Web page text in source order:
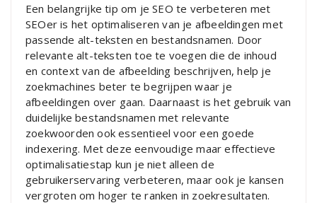
Een belangrijke tip om je SEO te verbeteren met
SEOer is het optimaliseren van je afbeeldingen met
passende alt-teksten en bestandsnamen. Door
relevante alt-teksten toe te voegen die de inhoud
en context van de afbeelding beschrijven, help je
zoekmachines beter te begrijpen waar je
afbeeldingen over gaan. Daarnaast is het gebruik van
duidelijke bestandsnamen met relevante
zoekwoorden ook essentieel voor een goede
indexering. Met deze eenvoudige maar effectieve
optimalisatiestap kun je niet alleen de
gebruikerservaring verbeteren, maar ook je kansen
vergroten om hoger te ranken in zoekresultaten.